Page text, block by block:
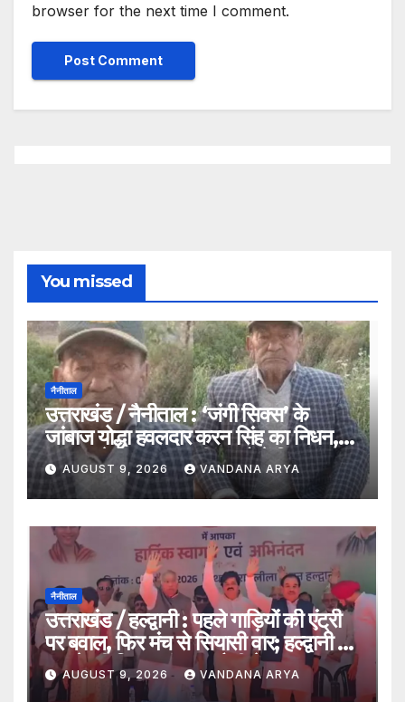
browser for the next time I comment.
You missed
नैनीताल
उत्तराखंड / नैनीताल : ‘जंगी सिक्स’ के
जांबाज योद्धा हवलदार करन सिंह का निधन,
1962 से 1971 तक तीन युद्धों में निभाया
मातृभूमि की रक्षा का फर्ज…
AUGUST 9, 2026 VANDANA ARYA
नैनीताल
उत्तराखंड / हल्द्वानी : पहले गाड़ियों की एंट्री
पर बवाल, फिर मंच से सियासी वार; हल्द्वानी में
खड़गे की विजय शंखनाद रैली ने गरमाया
माहौल…
AUGUST 9, 2026 VANDANA ARYA